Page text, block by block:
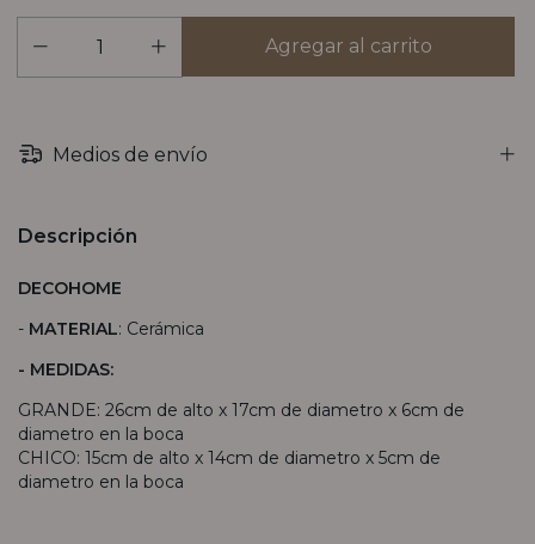
Medios de envío
Descripción
DECOHOME
- MATERIAL: Cerámica
- MEDIDAS:
GRANDE: 26cm de alto x 17cm de diametro x 6cm de
diametro en la boca
CHICO: 15cm de alto x 14cm de diametro x 5cm de
diametro en la boca